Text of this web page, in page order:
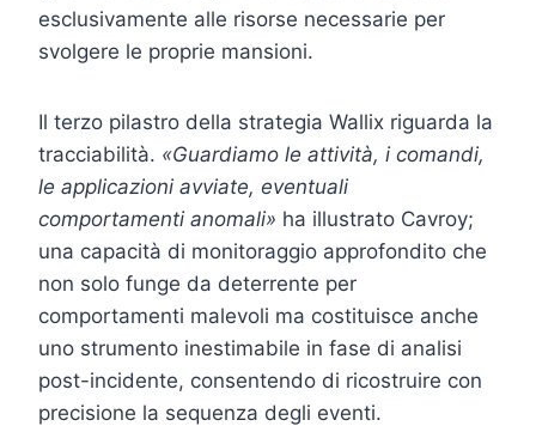
esclusivamente alle risorse necessarie per
svolgere le proprie mansioni.
Il terzo pilastro della strategia Wallix riguarda la
tracciabilità. «Guardiamo le attività, i comandi,
le applicazioni avviate, eventuali
comportamenti anomali» ha illustrato Cavroy;
una capacità di monitoraggio approfondito che
non solo funge da deterrente per
comportamenti malevoli ma costituisce anche
uno strumento inestimabile in fase di analisi
post-incidente, consentendo di ricostruire con
precisione la sequenza degli eventi.